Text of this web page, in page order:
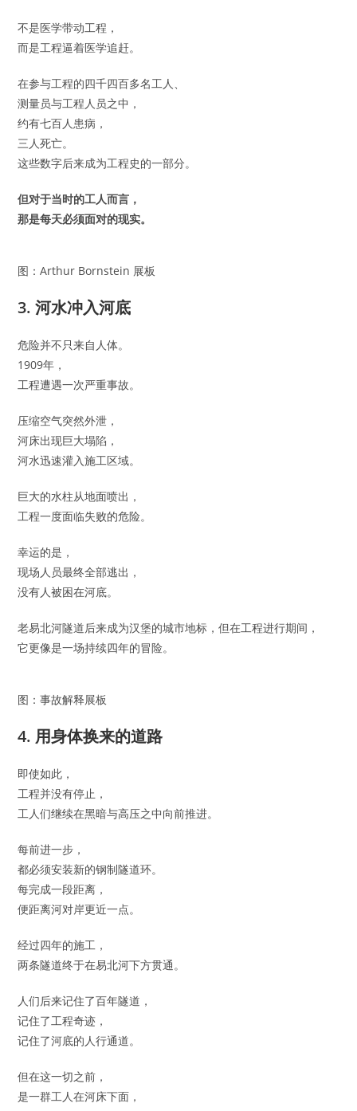
不是医学带动工程，
而是工程逼着医学追赶。
在参与工程的四千四百多名工人、
测量员与工程人员之中，
约有七百人患病，
三人死亡。
这些数字后来成为工程史的一部分。
但对于当时的工人而言，
那是每天必须面对的现实。
图：Arthur Bornstein 展板
3. 河水冲入河底
危险并不只来自人体。
1909年，
工程遭遇一次严重事故。
压缩空气突然外泄，
河床出现巨大塌陷，
河水迅速灌入施工区域。
巨大的水柱从地面喷出，
工程一度面临失败的危险。
幸运的是，
现场人员最终全部逃出，
没有人被困在河底。
老易北河隧道后来成为汉堡的城市地标，但在工程进行期间，
它更像是一场持续四年的冒险。
图：事故解释展板
4. 用身体换来的道路
即使如此，
工程并没有停止，
工人们继续在黑暗与高压之中向前推进。
每前进一步，
都必须安装新的钢制隧道环。
每完成一段距离，
便距离河对岸更近一点。
经过四年的施工，
两条隧道终于在易北河下方贯通。
人们后来记住了百年隧道，
记住了工程奇迹，
记住了河底的人行通道。
但在这一切之前，
是一群工人在河床下面，